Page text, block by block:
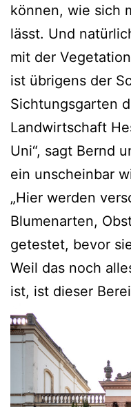
können, wie sich
lässt. Und
mit der
ist übrigens der
Sichtungsgarten
Landwirtschaft
Uni“, sagt Bernd
ein unscheinbar
„Hier werden
Blumenarten,
getestet, bevor
Weil das noch
ist, ist dieser